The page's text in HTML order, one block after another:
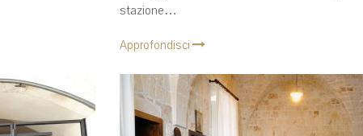
stazione…
Approfondisci